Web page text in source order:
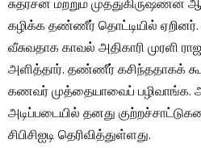
சுதர்சன் மற்றும்
கழிக்க தண்ணீர் தொட்டியில் ஏறினர்.
வீசுவதாக காவல் அதிகாரி முரளி
அளித்தார். தண்ணீர் கசிந்ததாகக்
கணவர் முத்தையாவைப் பழிவாங்க.
அடிப்படையில் தனது
சிபிசிஐடி தெரிவித்துள்ளது.